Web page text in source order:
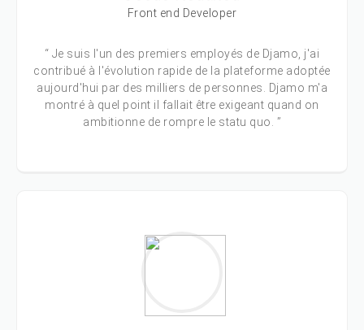
Front end Developer
“ Je suis l'un des premiers employés de Djamo, j'ai
contribué à l'évolution rapide de la plateforme adoptée
aujourd'hui par des milliers de personnes. Djamo m'a
montré à quel point il fallait être exigeant quand on
ambitionne de rompre le statu quo. ”